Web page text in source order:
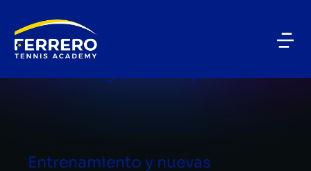
Juegos Olímpicos
Entrenamiento y nuevas